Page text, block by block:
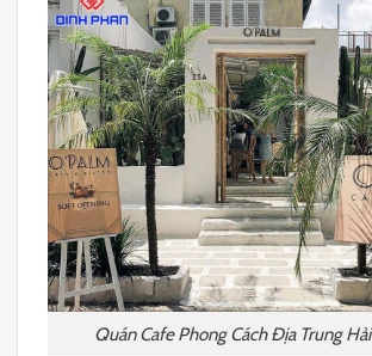
Quán Cafe Phong Cách Địa Trung